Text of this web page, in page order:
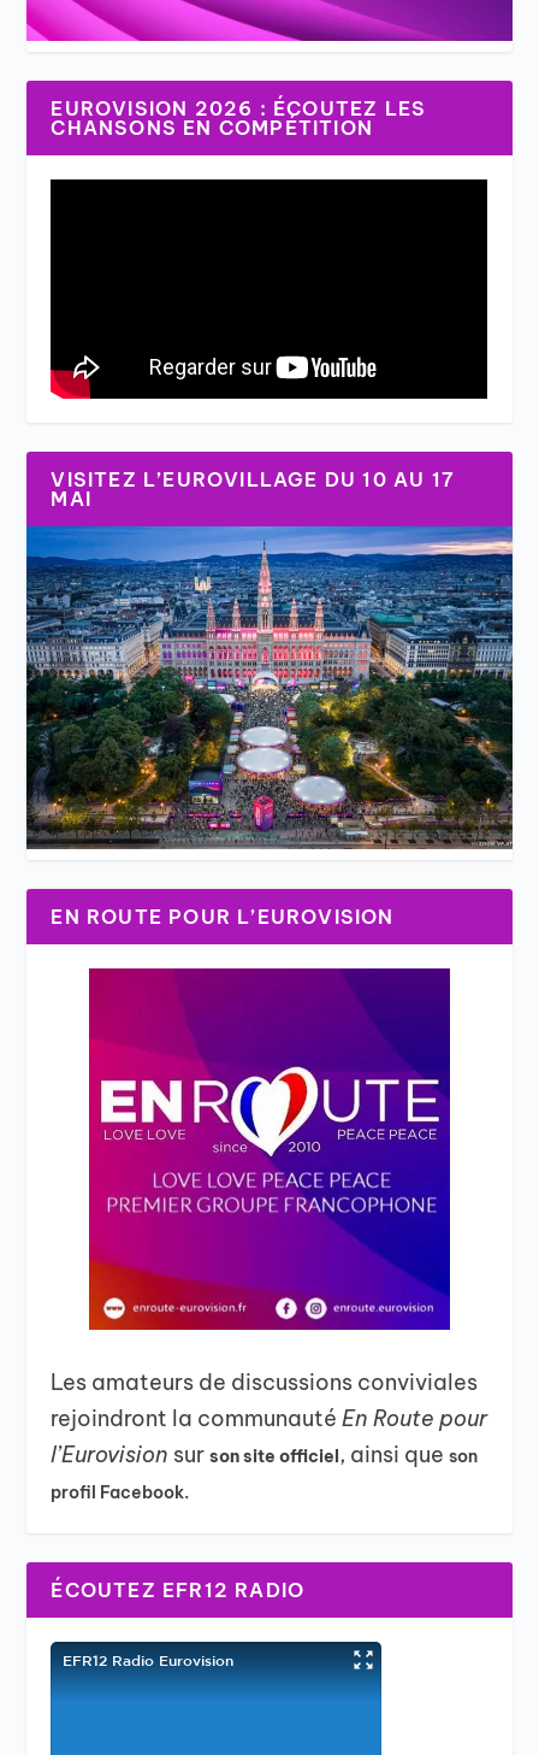
EUROVISION 2026 : ÉCOUTEZ LES
CHANSONS EN COMPÉTITION
VISITEZ L’EUROVILLAGE DU 10 AU 17
MAI
EN ROUTE POUR L’EUROVISION
Les amateurs de discussions conviviales
rejoindront la communautéEn Route pour
l’Eurovision surson site officiel, ainsi queson
profil Facebook.
ÉCOUTEZ EFR12 RADIO